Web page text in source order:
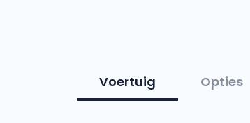
Voertuig Opties